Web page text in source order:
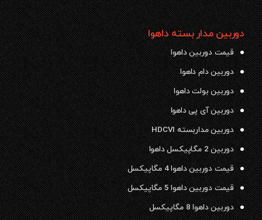
دوربین مدار بسته داهوا
قیمت دوربین داهوا
دوربین دام داهوا
دوربین بولت داهوا
دوربین آی پی داهوا
دوربین مداربسته HDCVI
دوربین 2 مگاپیکسل داهوا
قیمت دوربین داهوا 4 مگاپیکسل
قیمت دوربین داهوا 5 مگاپیکسل
دوربین داهوا 8 مگاپیکسل